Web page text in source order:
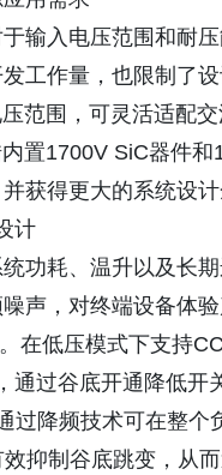
输入电压范围和耐
工作量，也限制了设
范围，可灵活适配
置1700V SiC器件
获得更大的系统设计
计
功耗、温升以及长
声，对终端设备体
在低压模式下支持
过谷底开通降低开
过降频技术可在整
抑制谷底跳变，从而